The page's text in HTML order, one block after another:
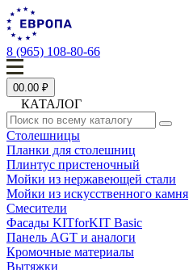
8 (965) 108-80-66
00.00 ₽
КАТАЛОГ
Столешницы
Планки для столешниц
Плинтус пристеночный
Мойки из нержавеющей стали
Мойки из искусственного камня
Смесители
Фасады KITforKIT Basic
Панель AGT и аналоги
Кромочные материалы
Вытяжки